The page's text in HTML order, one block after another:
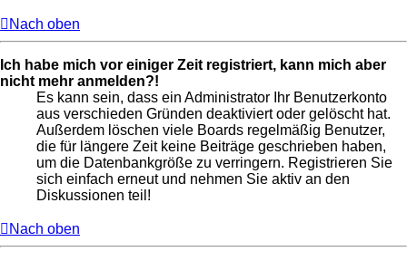
Nach oben
Ich habe mich vor einiger Zeit registriert, kann mich aber
nicht mehr anmelden?!
Es kann sein, dass ein Administrator Ihr Benutzerkonto
aus verschieden Gründen deaktiviert oder gelöscht hat.
Außerdem löschen viele Boards regelmäßig Benutzer,
die für längere Zeit keine Beiträge geschrieben haben,
um die Datenbankgröße zu verringern. Registrieren Sie
sich einfach erneut und nehmen Sie aktiv an den
Diskussionen teil!
Nach oben